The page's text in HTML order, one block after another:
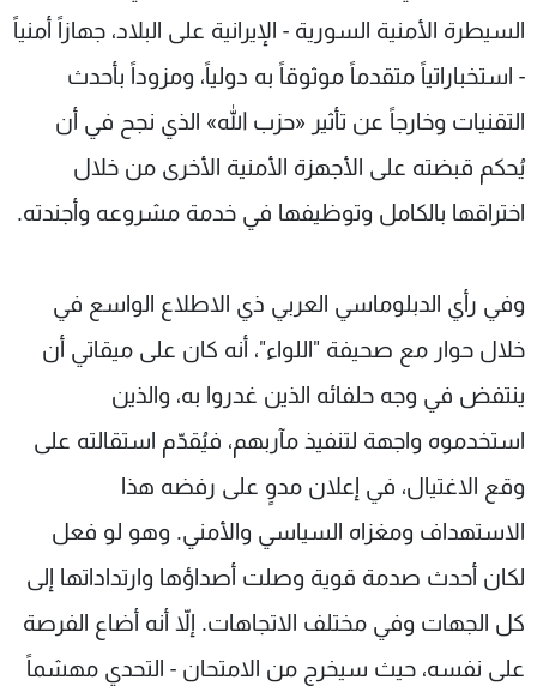
السيطرة الأمنية السورية - الإيرانية على البلاد، جهازاً أمنياً
- استخباراتياً متقدماً موثوقاً به دولياً، ومزوداً بأحدث
التقنيات وخارجاً عن تأثير «حزب الله» الذي نجح في أن
يُحكم قبضته على الأجهزة الأمنية الأخرى من خلال
اختراقها بالكامل وتوظيفها في خدمة مشروعه وأجندته.
وفي رأي الدبلوماسي العربي ذي الاطلاع الواسع في
خلال حوار مع صحيفة "اللواء"، أنه كان على ميقاتي أن
ينتفض في وجه حلفائه الذين غدروا به، والذين
استخدموه واجهة لتنفيذ مآربهم، فيُقدّم استقالته على
وقع الاغتيال، في إعلان مدوٍ على رفضه هذا
الاستهداف ومغزاه السياسي والأمني. وهو لو فعل
لكان أحدث صدمة قوية وصلت أصداؤها وارتداداتها إلى
كل الجهات وفي مختلف الاتجاهات. إلاّ أنه أضاع الفرصة
على نفسه، حيث سيخرج من الامتحان - التحدي مهشماً